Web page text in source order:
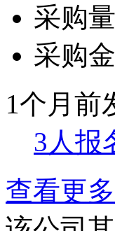
采购量
采购
1个月前
3人报
查看更多